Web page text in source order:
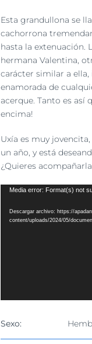
Esta grandullona se
cachorrona
hasta la extenuación.
hermana Valentina,
carácter similar a
enamorada de
acerque. Tanto es así
encima!
Uxía es muy
un año, y está
¿Quieres
Reproductor
vídeo
Media error: Format(s) not
Descargar archivo: https://
content/uploads/2024/05/
Sexo: